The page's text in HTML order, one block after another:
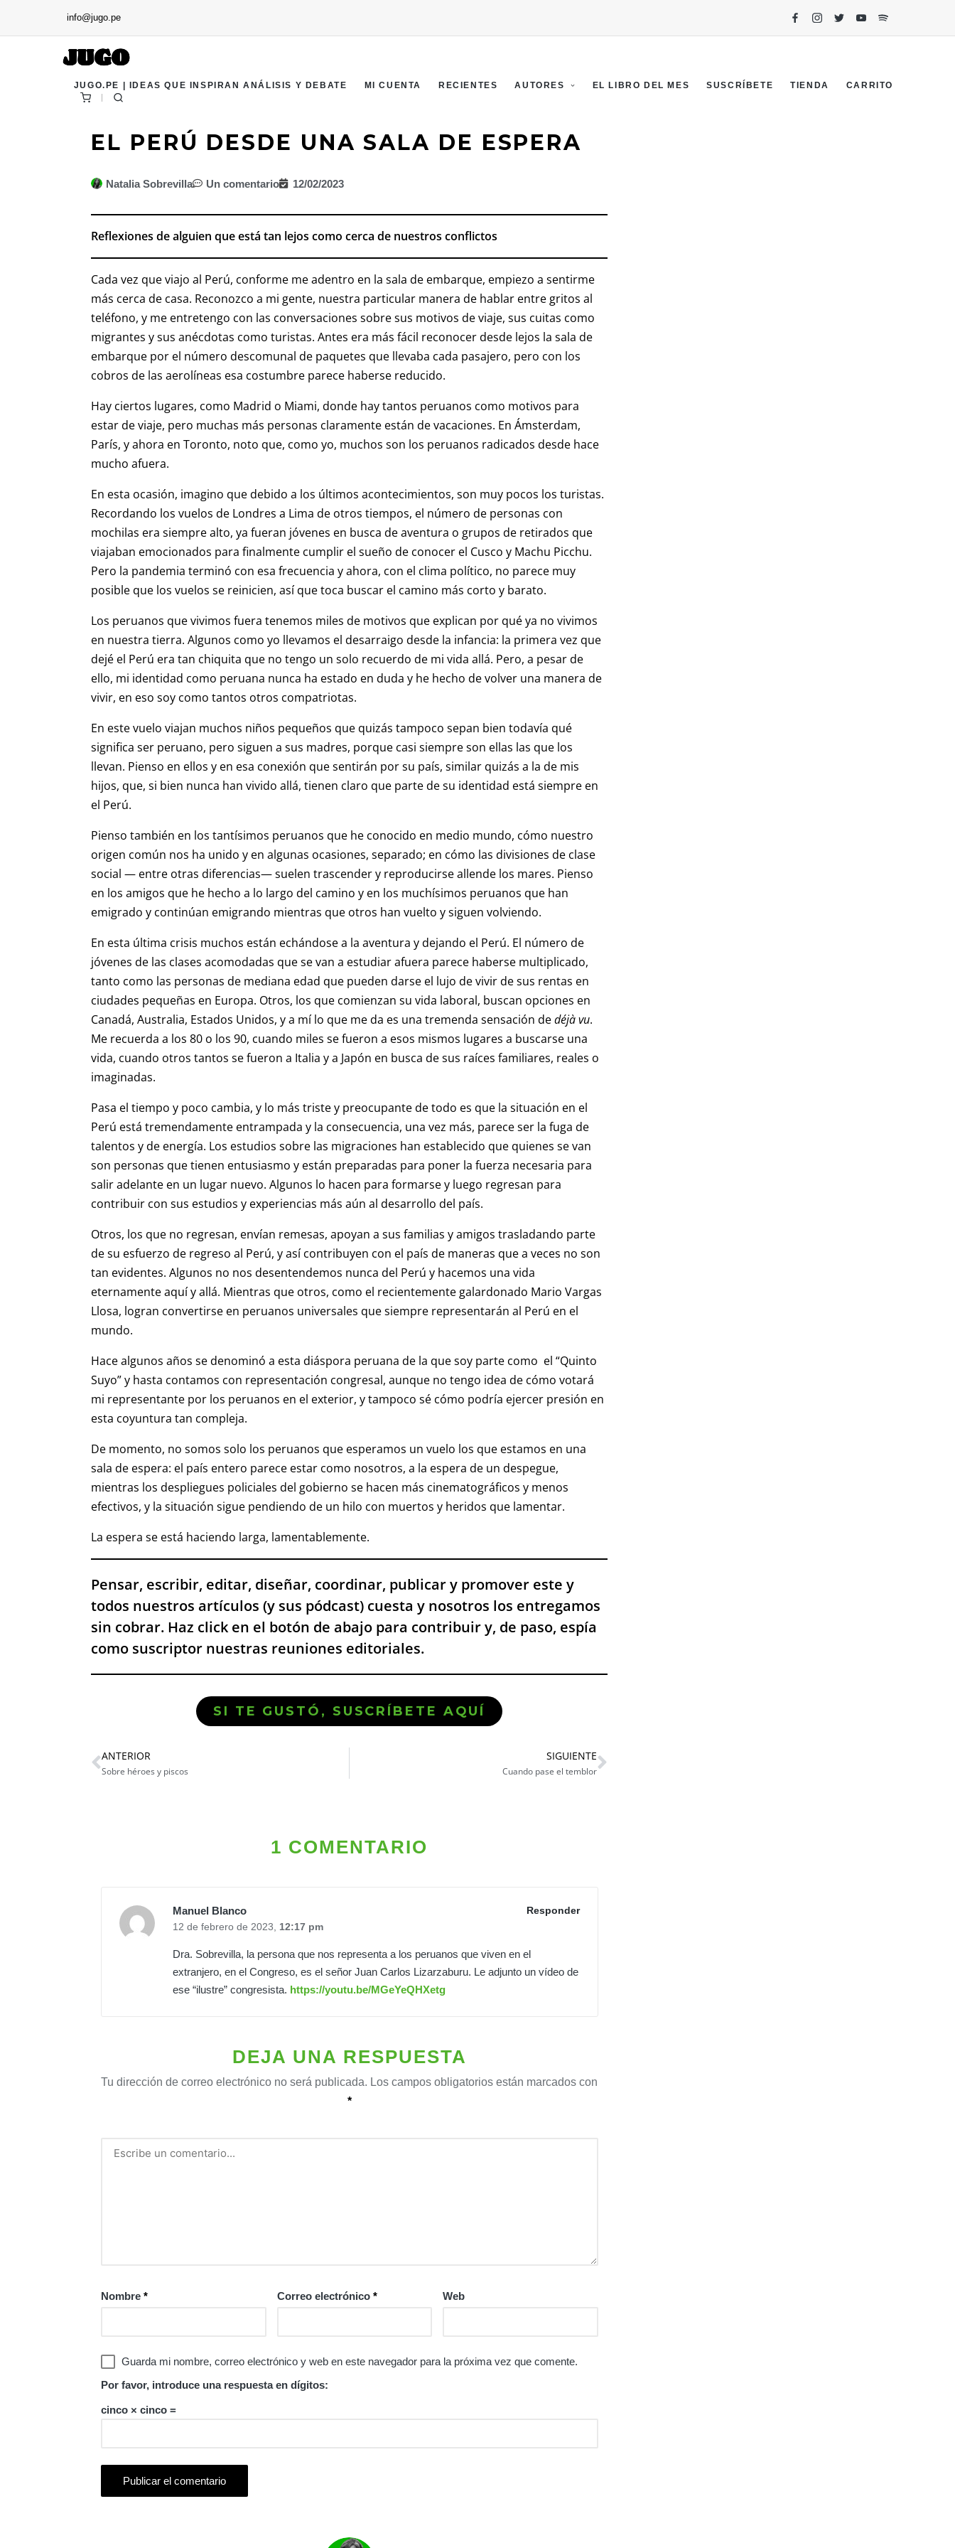
info@jugo.pe
JUGO.PE | IDEAS QUE INSPIRAN ANÁLISIS Y DEBATE MI CUENTA RECIENTES AUTORES EL LIBRO DEL MES SUSCRÍBETE TIENDA CARRITO
EL PERÚ DESDE UNA SALA DE ESPERA
Natalia Sobrevilla Un comentario 12/02/2023
Reflexiones de alguien que está tan lejos como cerca de nuestros conflictos
Cada vez que viajo al Perú, conforme me adentro en la sala de embarque, empiezo a sentirme
más cerca de casa. Reconozco a mi gente, nuestra particular manera de hablar entre gritos al
teléfono, y me entretengo con las conversaciones sobre sus motivos de viaje, sus cuitas como
migrantes y sus anécdotas como turistas. Antes era más fácil reconocer desde lejos la sala de
embarque por el número descomunal de paquetes que llevaba cada pasajero, pero con los
cobros de las aerolíneas esa costumbre parece haberse reducido.
Hay ciertos lugares, como Madrid o Miami, donde hay tantos peruanos como motivos para
estar de viaje, pero muchas más personas claramente están de vacaciones. En Ámsterdam,
París, y ahora en Toronto, noto que, como yo, muchos son los peruanos radicados desde hace
mucho afuera.
En esta ocasión, imagino que debido a los últimos acontecimientos, son muy pocos los turistas.
Recordando los vuelos de Londres a Lima de otros tiempos, el número de personas con
mochilas era siempre alto, ya fueran jóvenes en busca de aventura o grupos de retirados que
viajaban emocionados para finalmente cumplir el sueño de conocer el Cusco y Machu Picchu.
Pero la pandemia terminó con esa frecuencia y ahora, con el clima político, no parece muy
posible que los vuelos se reinicien, así que toca buscar el camino más corto y barato.
Los peruanos que vivimos fuera tenemos miles de motivos que explican por qué ya no vivimos
en nuestra tierra. Algunos como yo llevamos el desarraigo desde la infancia: la primera vez que
dejé el Perú era tan chiquita que no tengo un solo recuerdo de mi vida allá. Pero, a pesar de
ello, mi identidad como peruana nunca ha estado en duda y he hecho de volver una manera de
vivir, en eso soy como tantos otros compatriotas.
En este vuelo viajan muchos niños pequeños que quizás tampoco sepan bien todavía qué
significa ser peruano, pero siguen a sus madres, porque casi siempre son ellas las que los
llevan. Pienso en ellos y en esa conexión que sentirán por su país, similar quizás a la de mis
hijos, que, si bien nunca han vivido allá, tienen claro que parte de su identidad está siempre en
el Perú.
Pienso también en los tantísimos peruanos que he conocido en medio mundo, cómo nuestro
origen común nos ha unido y en algunas ocasiones, separado; en cómo las divisiones de clase
social — entre otras diferencias— suelen trascender y reproducirse allende los mares. Pienso
en los amigos que he hecho a lo largo del camino y en los muchísimos peruanos que han
emigrado y continúan emigrando mientras que otros han vuelto y siguen volviendo.
En esta última crisis muchos están echándose a la aventura y dejando el Perú. El número de
jóvenes de las clases acomodadas que se van a estudiar afuera parece haberse multiplicado,
tanto como las personas de mediana edad que pueden darse el lujo de vivir de sus rentas en
ciudades pequeñas en Europa. Otros, los que comienzan su vida laboral, buscan opciones en
Canadá, Australia, Estados Unidos, y a mí lo que me da es una tremenda sensación dedéjà vu.
Me recuerda a los 80 o los 90, cuando miles se fueron a esos mismos lugares a buscarse una
vida, cuando otros tantos se fueron a Italia y a Japón en busca de sus raíces familiares, reales o
imaginadas.
Pasa el tiempo y poco cambia, y lo más triste y preocupante de todo es que la situación en el
Perú está tremendamente entrampada y la consecuencia, una vez más, parece ser la fuga de
talentos y de energía. Los estudios sobre las migraciones han establecido que quienes se van
son personas que tienen entusiasmo y están preparadas para poner la fuerza necesaria para
salir adelante en un lugar nuevo. Algunos lo hacen para formarse y luego regresan para
contribuir con sus estudios y experiencias más aún al desarrollo del país.
Otros, los que no regresan, envían remesas, apoyan a sus familias y amigos trasladando parte
de su esfuerzo de regreso al Perú, y así contribuyen con el país de maneras que a veces no son
tan evidentes. Algunos no nos desentendemos nunca del Perú y hacemos una vida
eternamente aquí y allá. Mientras que otros, como el recientemente galardonado Mario Vargas
Llosa, logran convertirse en peruanos universales que siempre representarán al Perú en el
mundo.
Hace algunos años se denominó a esta diáspora peruana de la que soy parte como el “Quinto
Suyo” y hasta contamos con representación congresal, aunque no tengo idea de cómo votará
mi representante por los peruanos en el exterior, y tampoco sé cómo podría ejercer presión en
esta coyuntura tan compleja.
De momento, no somos solo los peruanos que esperamos un vuelo los que estamos en una
sala de espera: el país entero parece estar como nosotros, a la espera de un despegue,
mientras los despliegues policiales del gobierno se hacen más cinematográficos y menos
efectivos, y la situación sigue pendiendo de un hilo con muertos y heridos que lamentar.
La espera se está haciendo larga, lamentablemente.
Pensar, escribir, editar, diseñar, coordinar, publicar y promover este y
todos nuestros artículos (y sus pódcast) cuesta y nosotros los entregamos
sin cobrar. Haz click en el botón de abajo para contribuir y, de paso, espía
como suscriptor nuestras reuniones editoriales.
SI TE GUSTÓ, SUSCRÍBETE AQUÍ
ANTERIOR
Sobre héroes y piscos
SIGUIENTE
Cuando pase el temblor
1 COMENTARIO
Manuel Blanco
Responder
12 de febrero de 2023, 12:17 pm
Dra. Sobrevilla, la persona que nos representa a los peruanos que viven en el
extranjero, en el Congreso, es el señor Juan Carlos Lizarzaburu. Le adjunto un vídeo de
ese “ilustre” congresista. https://youtu.be/MGeYeQHXetg
DEJA UNA RESPUESTA
Tu dirección de correo electrónico no será publicada. Los campos obligatorios están marcados con
*
Nombre * Correo electrónico * Web
Guarda mi nombre, correo electrónico y web en este navegador para la próxima vez que comente.
Por favor, introduce una respuesta en dígitos:
cinco × cinco =